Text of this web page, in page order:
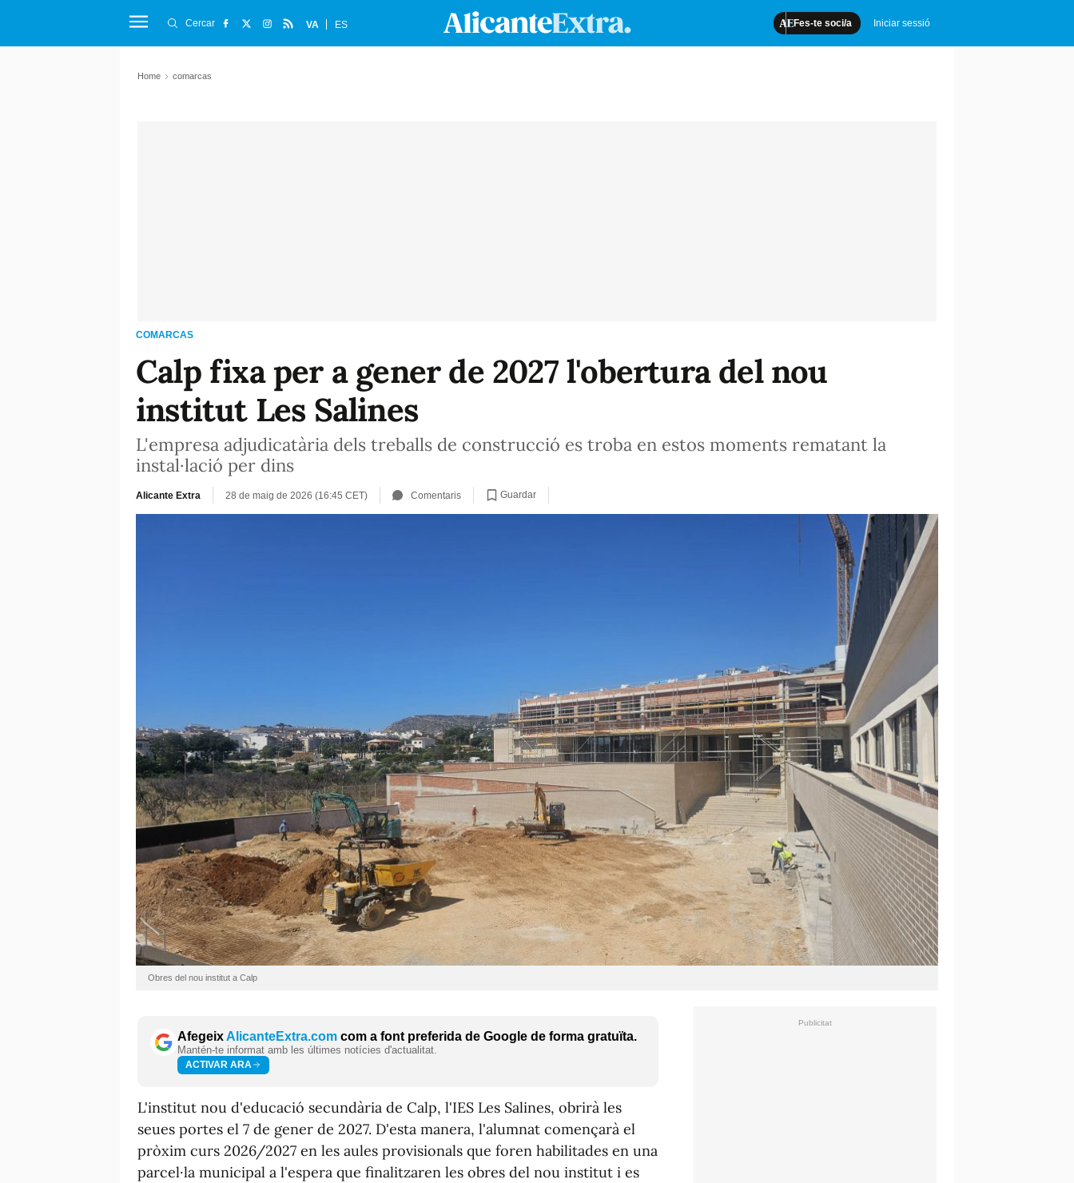
Fes-te soci/a Iniciar sessió
Cercar VA ES
Home comarcas
COMARCAS
Calp fixa per a gener de 2027 l'obertura del nou
institut Les Salines
L'empresa adjudicatària dels treballs de construcció es troba en estos moments rematant la
instal·lació per dins
Alicante Extra 28 de maig de 2026 (16:45 CET) Comentaris Guardar
Obres del nou institut a Calp
AfegeixAlicanteExtra.com com a font preferida de Google de forma gratuïta.
Mantén-te informat amb les últimes notícies d'actualitat.
ACTIVAR ARA
L'institut nou d'educació secundària de Calp, l'IES Les Salines, obrirà les
seues portes el 7 de gener de 2027. D'esta manera, l'alumnat començarà el
pròxim curs 2026/2027 en les aules provisionals que foren habilitades en una
parcel·la municipal a l'espera que finalitzaren les obres del nou institut i es